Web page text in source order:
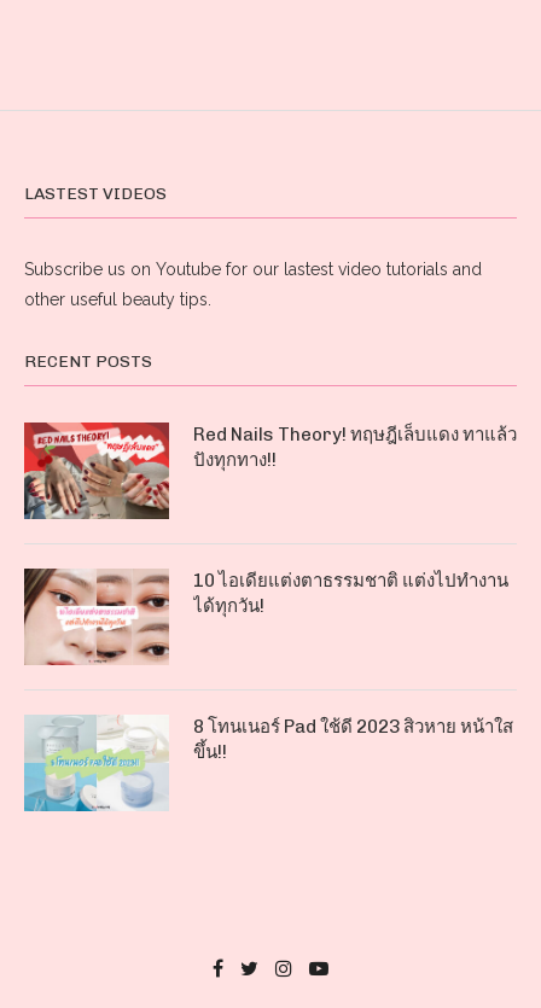
LASTEST VIDEOS
Subscribe us on Youtube for our lastest video tutorials and
other useful beauty tips.
RECENT POSTS
Red Nails Theory! ทฤษฎีเล็บแดง ทาแล้ว
ปังทุกทาง!!
10 ไอเดียแต่งตาธรรมชาติ แต่งไปทำงาน
ได้ทุกวัน!
8 โทนเนอร์ Pad ใช้ดี 2023 สิวหาย หน้าใส
ขึ้น!!